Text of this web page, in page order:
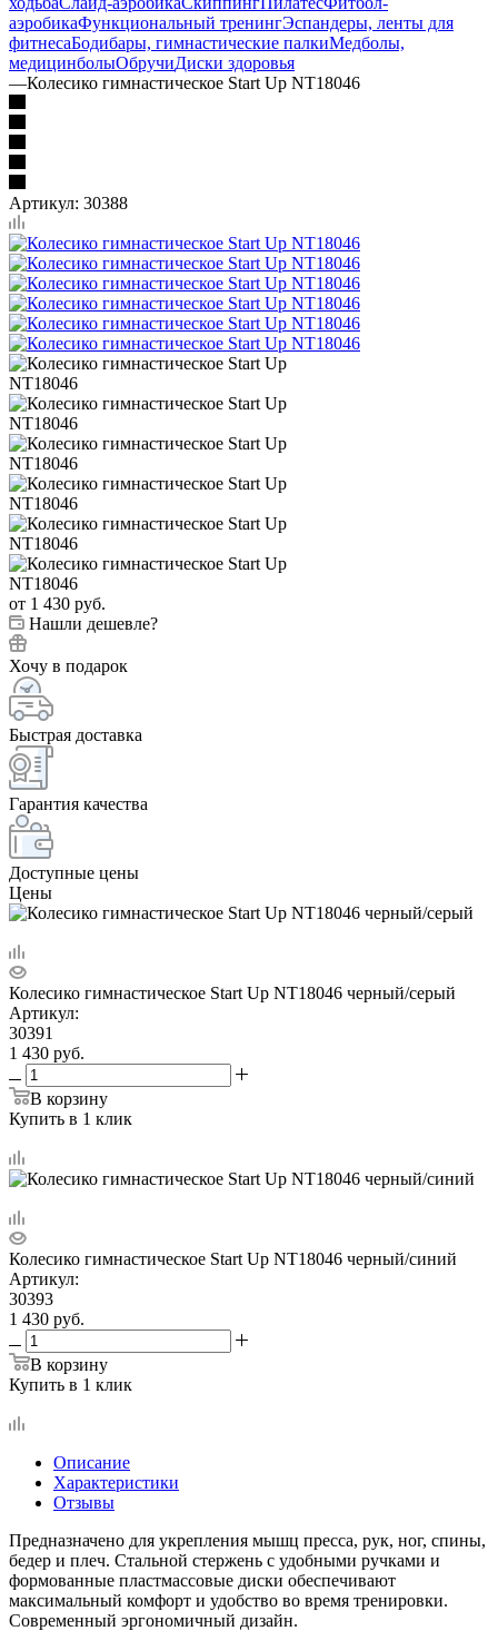
аэробикаФункциональный тренингЭспандеры, ленты для
фитнесаБодибары, гимнастические палкиМедболы,
медицинболыОбручиДиски здоровья
—Колесико гимнастическое Start Up NT18046
Артикул: 30388
от 1 430 руб.
Нашли дешевле?
Хочу в подарок
Быстрая доставка
Гарантия качества
Доступные цены
Цены
Колесико гимнастическое Start Up NT18046 черный/серый
Артикул:
30391
1 430 руб.
В корзину
Купить в 1 клик
Колесико гимнастическое Start Up NT18046 черный/синий
Артикул:
30393
1 430 руб.
В корзину
Купить в 1 клик
Описание
Характеристики
Отзывы
Предназначено для укрепления мышц пресса, рук, ног, спины,
бедер и плеч. Стальной стержень с удобными ручками и
формованные пластмассовые диски обеспечивают
максимальный комфорт и удобство во время тренировки.
Современный эргономичный дизайн.